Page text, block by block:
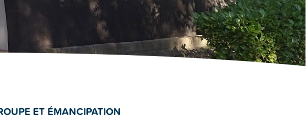
ET ÉMANCIPATION